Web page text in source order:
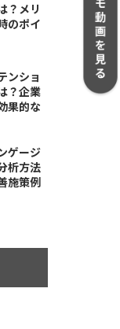
？メリ
のポイ
ンショ
？企業
果的な
ゲージ
析方法
施策例